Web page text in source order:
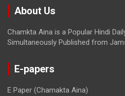
About Us
Chamkta Aina is a Popular Hindi
Simultaneously Published from
E-papers
E Paper (Chamakta Aina)